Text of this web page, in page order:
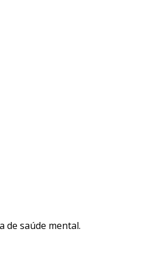
de saúde mental.